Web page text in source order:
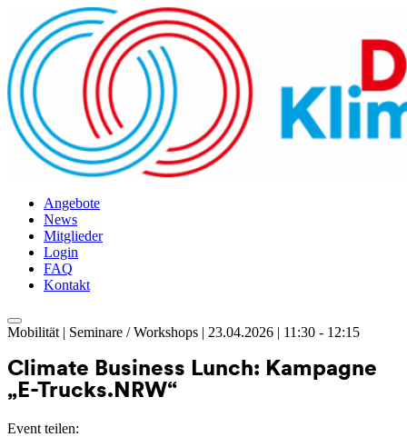
Angebote
News
Mitglieder
Login
FAQ
Kontakt
Skip
content
Mobilität | Seminare / Workshops | 23.04.2026 | 11:30 - 12:15
Climate Business Lunch: Kampagne
„E-Trucks.NRW“
Event teilen: